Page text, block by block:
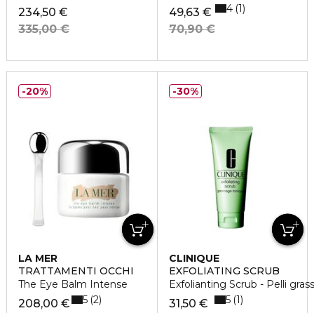
234,50 €
335,00 €
49,63 €
70,90 €
4 1
LA MER
TRATTAMENTI OCCHI
The Eye Balm Intense
208,00 €
5 2
20%
CLINIQUE
EXFOLIATING SCRUB
Exfolianting Scrub - Pelli
31,50 €
5 1
30%